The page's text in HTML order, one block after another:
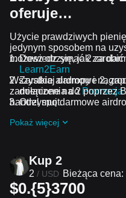
oferuje…
Użycie prawdziwych
jedynym sposobem na
możesz otrzymać 2 za
Dowiedz się, jak zarobić
Learn2Earn
Zarabiaj darmowe 2,
dołączenia do
Otrzymuj darmowe
Wszystkie airdropy i
zamienione na 2 poprzez
handel spot.
Pokaż więcej
Kup 2
2 / USD Bieżąca cena:
$0.{5}3700